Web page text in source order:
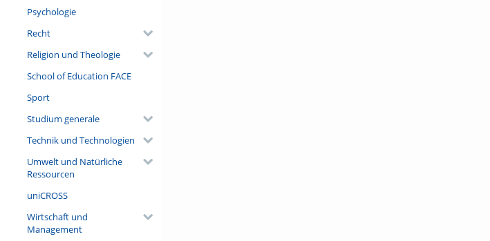
Psychologie
Recht
Religion und Theologie
School of Education FACE
Sport
Studium generale
Technik und Technologien
Umwelt und Natürliche
Ressourcen
uniCROSS
Wirtschaft und
Management